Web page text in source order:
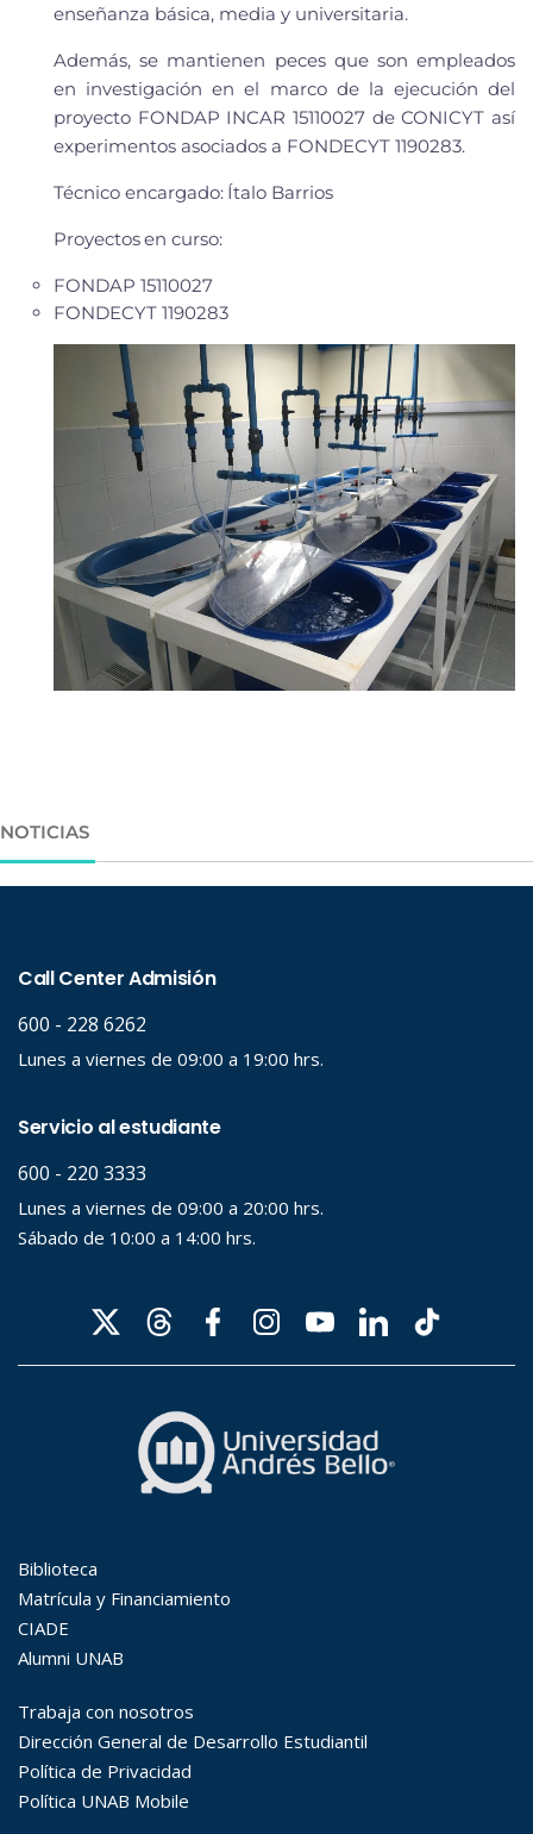
enseñanza básica, media y universitaria.
Además, se mantienen peces que son empleados
en investigación en el marco de la ejecución del
proyecto FONDAP INCAR 15110027 de CONICYT así
experimentos asociados a FONDECYT 1190283.
Técnico encargado: Ítalo Barrios
Proyectosen curso:
FONDAP 15110027
FONDECYT 1190283
NOTICIAS